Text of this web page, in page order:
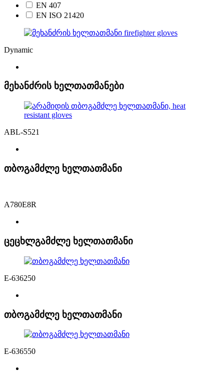
EN 407
EN ISO 21420
Dynamic
მეხანძრის ხელთათმანები
ABL-S521
თბოგამძლე ხელთათმანი
A780E8R
ცეცხლგამძლე ხელთათმანი
E-636250
თბოგამძლე ხელთათმანი
E-636550